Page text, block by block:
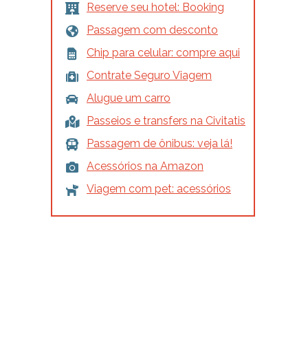
Reserve seu hotel: Booking
Passagem com desconto
Chip para celular: compre aqui
Contrate Seguro Viagem
Alugue um carro
Passeios e transfers na Civitatis
Passagem de ônibus: veja lá!
Acessórios na Amazon
Viagem com pet: acessórios